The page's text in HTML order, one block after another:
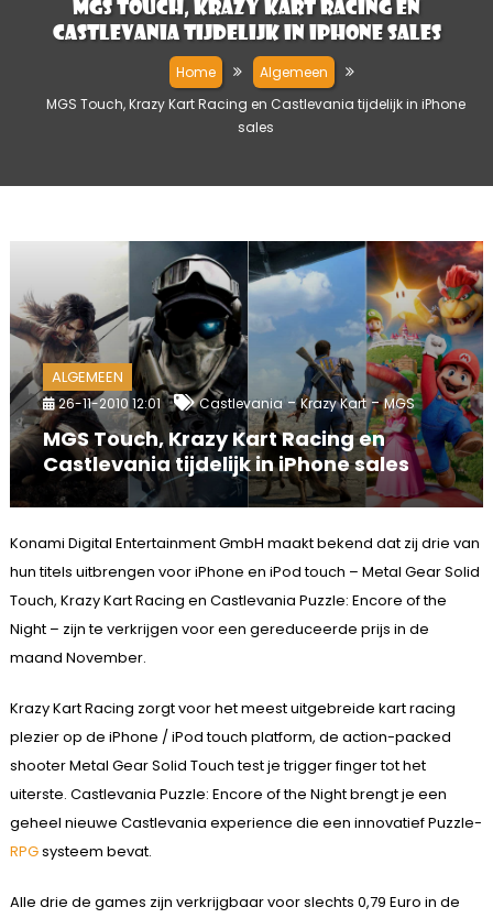
MGS Touch, Krazy Kart Racing en
Castlevania tijdelijk in iPhone sales
Home
Algemeen
MGS Touch, Krazy Kart Racing en Castlevania tijdelijk in iPhone
sales
ALGEMEEN
26-11-2010 12:01 Castlevania-Krazy Kart-MGS
MGS Touch, Krazy Kart Racing en
Castlevania tijdelijk in iPhone sales
Konami Digital Entertainment GmbH maakt bekend dat zij drie van
hun titels uitbrengen voor iPhone en iPod touch – Metal Gear Solid
Touch, Krazy Kart Racing en Castlevania Puzzle: Encore of the
Night – zijn te verkrijgen voor een gereduceerde prijs in de
maand November.
Krazy Kart Racing zorgt voor het meest uitgebreide kart racing
plezier op de iPhone / iPod touch platform, de action-packed
shooter Metal Gear Solid Touch test je trigger finger tot het
uiterste. Castlevania Puzzle: Encore of the Night brengt je een
geheel nieuwe Castlevania experience die een innovatief Puzzle-
RPGsysteem bevat.
Alle drie de games zijn verkrijgbaar voor slechts 0,79 Euro in de